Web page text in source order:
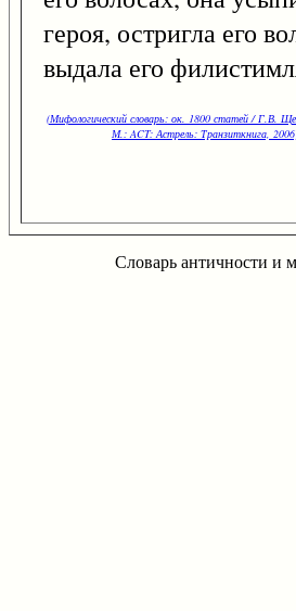
героя, остригла его
выдала его
(Мифологический словарь: ок. 1800 статей / Г.В.
М.: ACT: Астрель: Транзиткнига,
Словарь античности и